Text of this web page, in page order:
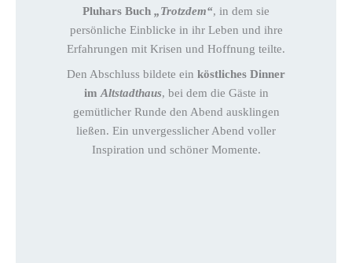
Pluhars Buch „Trotzdem“, in dem sie
persönliche Einblicke in ihr Leben und ihre
Erfahrungen mit Krisen und Hoffnung teilte.
Den Abschluss bildete ein köstliches Dinner
im Altstadthaus, bei dem die Gäste in
gemütlicher Runde den Abend ausklingen
ließen. Ein unvergesslicher Abend voller
Inspiration und schöner Momente.